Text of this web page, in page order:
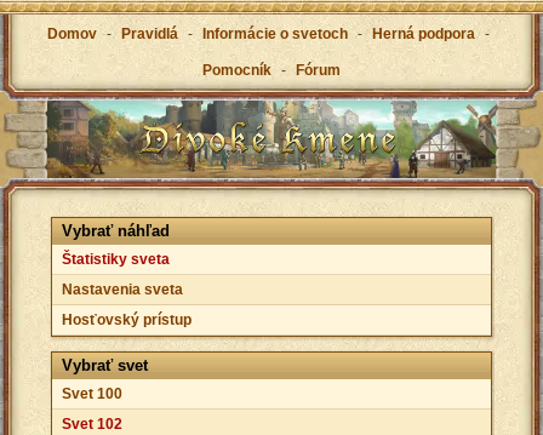
Domov - Pravidlá - Informácie o svetoch - Herná podpora -
Pomocník - Fórum
Vybrať náhľad
Štatistiky sveta
Nastavenia sveta
Hosťovský prístup
Vybrať svet
Svet 100
Svet 102